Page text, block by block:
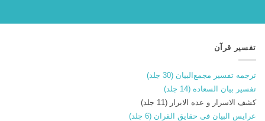
تفسیر قرآن
ترجمه تفسیر مجمع‌البیان (30 جلد)
تفسیر بیان السعاده (14 جلد)
کشف الاسرار و عده الابرار (11 جلد)
عرایس البیان فی حقایق القران (6 جلد)